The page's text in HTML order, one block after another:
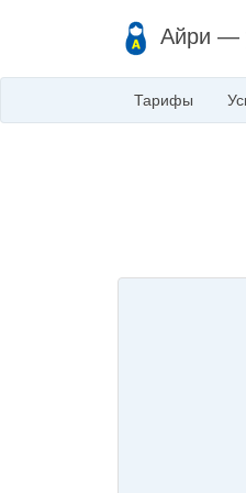
Айри —
Тарифы